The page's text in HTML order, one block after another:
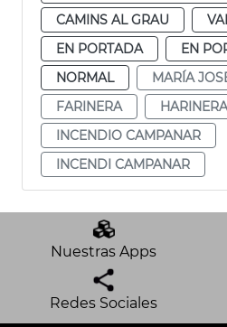
CAMINS AL GRAU
EN PORTADA
EN
NORMAL
MARÍA
FARINERA
HARINERA
INCENDIO CAMPANAR
INCENDI CAMPANAR
Nuestras Apps
Redes Sociales